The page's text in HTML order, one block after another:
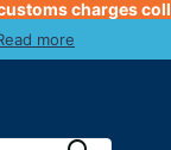
charges
more